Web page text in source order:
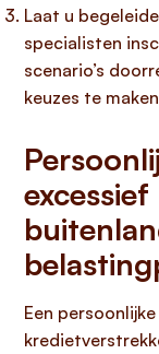
Laat u
specialisten
scenario’s
keuzes te
Een